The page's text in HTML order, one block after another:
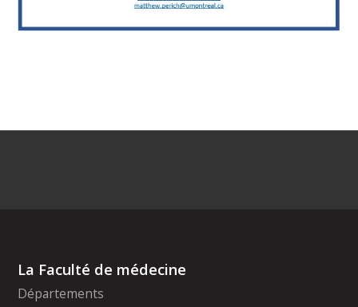
La Faculté de médecine
Départements